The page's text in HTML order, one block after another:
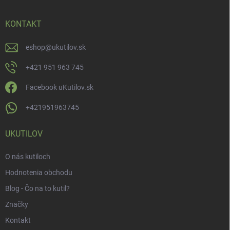
KONTAKT
eshop@ukutilov.sk
+421 951 963 745
Facebook uKutilov.sk
+421951963745
UKUTILOV
O nás kutiloch
Hodnotenia obchodu
Blog - Čo na to kutil?
Značky
Kontakt